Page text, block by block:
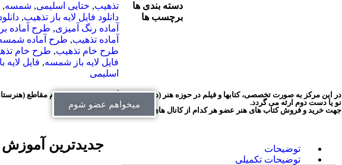
دسته بندی ها
تذهیب, ختایی اسلیمی, شمسه,
برچسب ها
دانلود فایل لایه باز تذهیب,
آماده رنگ آمیزی, طرح آماده
آماده تذهیب, طرح آماده
طرح خام تذهیب, طرح خام
فایل لایه باز شمسه, فایل لایه
اسلیمی
در این مرکز به صورت تخصصی، کتابها و فیلم در حوزه هنر (درسی- دانشگاهی- سایر) و در تمام مقاطع
نو یا دست دوم ارئه می گردد.
جهت خرید و فروش کتاب های هنر عضو هر کدام از کانال های زیر شوید.
میخواهم عضو شوم
توضیحات
توضیحات تکمیلی
جدیدترین آموزش